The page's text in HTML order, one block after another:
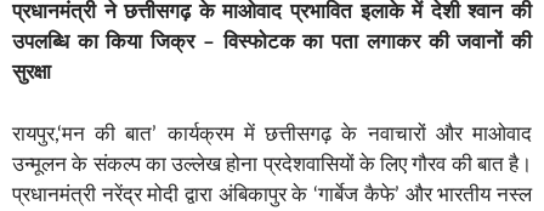
प्रधानमंत्री ने छत्तीसगढ़ के माओवाद प्रभावित इलाके में देशी श्वान की
उपलब्धि का किया जिक्र – विस्फोटक का पता लगाकर की जवानों की
सुरक्षा
रायपुर,‘मन की बात’ कार्यक्रम में छत्तीसगढ़ के नवाचारों और माओवाद
उन्मूलन के संकल्प का उल्लेख होना प्रदेशवासियों के लिए गौरव की बात है।
प्रधानमंत्री नरेंद्र मोदी द्वारा अंबिकापुर के ‘गार्बेज कैफे’ और भारतीय नस्ल